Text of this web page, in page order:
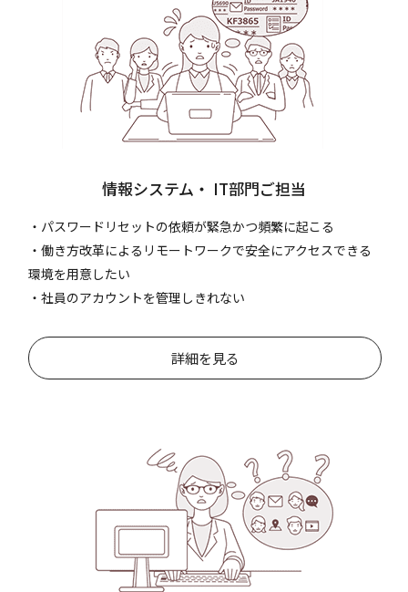
情報システム ・ IT部門ご担当
・パスワードリセットの依頼が緊急かつ頻繁に起こる
・働き方改革によるリモートワークで安全にアクセスできる
環境を用意したい
・社員のアカウントを管理しきれない
詳細を見る